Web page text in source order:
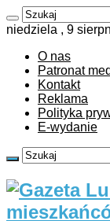
niedziela , 9
O nas
Patronat
Kontakt
Reklama
Polityka
E-wydanie